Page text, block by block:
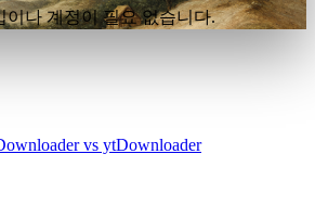
이나 계정이 필요 없습니다.
vs ytDownloader